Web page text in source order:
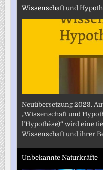
Wissenschaft und
Neuübersetzung 2023.
„Wissenschaft und
l’Hypothèse)“ wird eine
Wissenschaft und ihrer
Unbekannte Naturkräfte